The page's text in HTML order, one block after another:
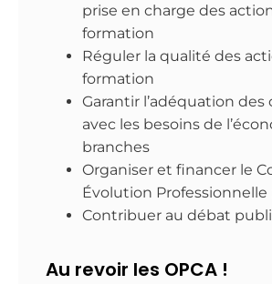
prise en charge des
formation
Réguler la qualité des
formation
Garantir l’adéquation
avec les besoins de
branches
Organiser et financer le
Évolution Professionnelle
​Contribuer au débat
Au revoir les OPCA !